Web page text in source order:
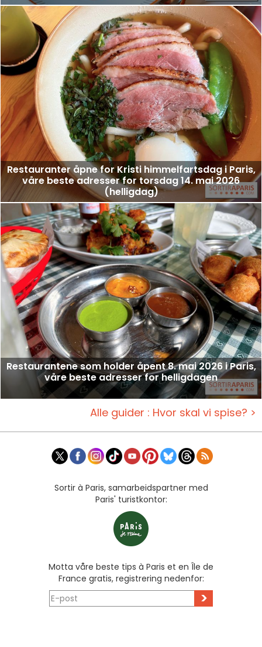
Restauranter åpne for Kristi himmelfartsdag i Paris,
våre beste adresser for torsdag 14. mai 2026
(helligdag)
Restaurantene som holder åpent 8. mai 2026 i Paris,
våre beste adresser for helligdagen
Alle guider : Hvor skal vi spise? >
Sortir à Paris, samarbeidspartner med
Paris' turistkontor:
Motta våre beste tips à Paris et en Île de
France gratis, registrering nedenfor:
>